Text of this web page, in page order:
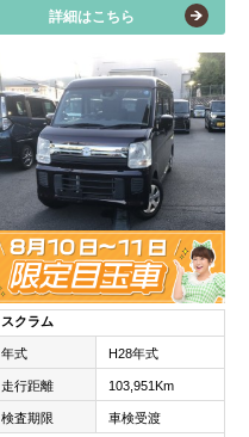
詳細はこちら
スクラム
年式 H28年式
走行距離 103,951Km
検査期限 車検受渡